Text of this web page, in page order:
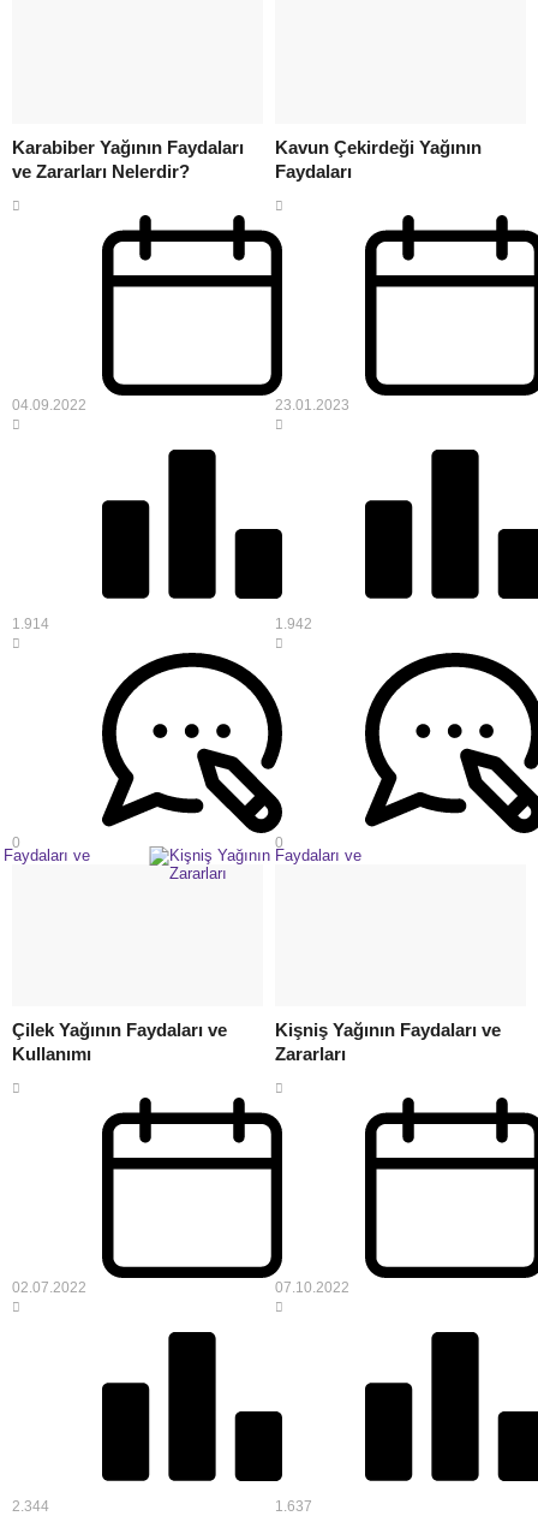
Karabiber Yağının Faydaları
ve Zararları Nelerdir?
04.09.2022
1.914
0
Kavun Çekirdeği Yağının
Faydaları
23.01.2023
1.942
0
Çilek Yağının Faydaları ve
Kullanımı
02.07.2022
2.344
Kişniş Yağının Faydaları ve
Zararları
07.10.2022
1.637